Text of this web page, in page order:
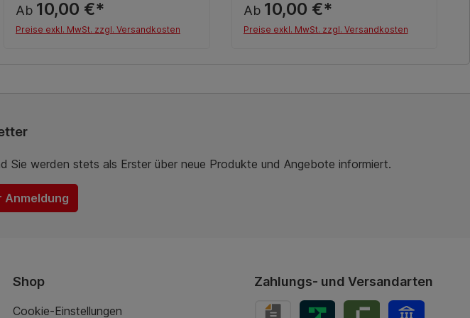
Ab 10,00 €*
Preise exkl. MwSt. zzgl. Versandkosten
Details
Ab 10,00 €*
Preise exkl. MwSt. zzgl. Versandkosten
Details
Sie werden stets als Erster über neue Produkte und Angebote informiert.
Anmeldung
Shop
Cookie-Einstellungen
Zahlungs- und Versandarten